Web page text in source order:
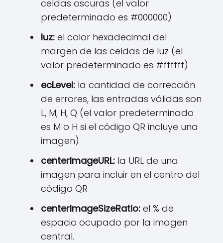
celdas oscuras (el valor
predeterminado es #000000)
luz: el color hexadecimal del
margen de las celdas de luz (el
valor predeterminado es #ffffff)
ecLevel: la cantidad de corrección
de errores, las entradas válidas son
L, M, H, Q (el valor predeterminado
es M o H si el código QR incluye una
imagen)
centerImageURL: la URL de una
imagen para incluir en el centro del
código QR
centerImageSizeRatio: el % de
espacio ocupado por la imagen
central.